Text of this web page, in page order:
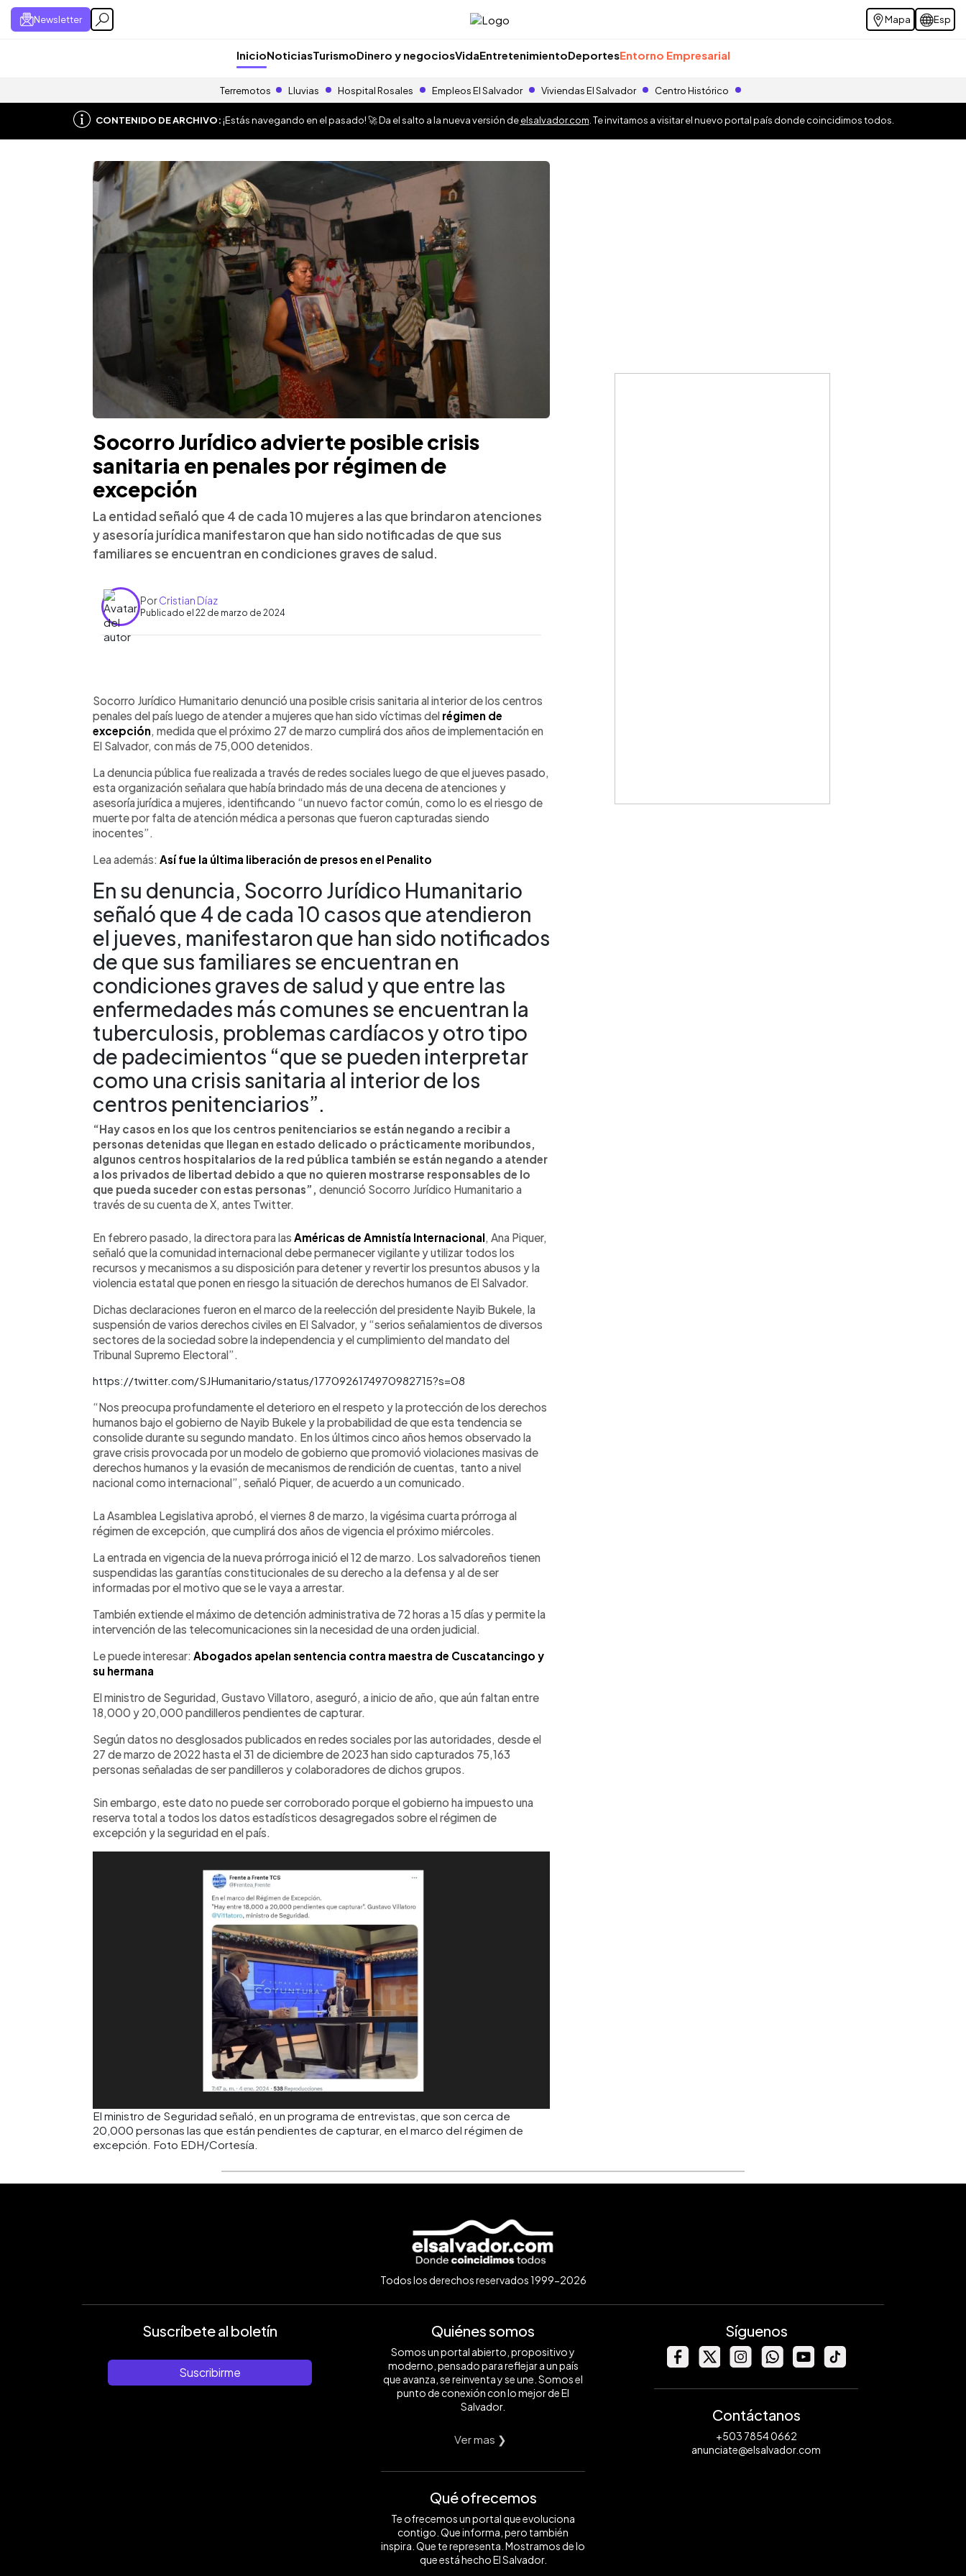
Newsletter Mapa Esp
InicioNoticiasTurismoDinero y negociosVidaEntretenimientoDeportesEntorno Empresarial
Terremotos Lluvias Hospital Rosales Empleos El Salvador Viviendas El Salvador Centro Histórico
CONTENIDO DE ARCHIVO:¡Estás navegando en el pasado! 🚀 Da el salto a la nueva versión deelsalvador.com . Te invitamos a visitar el nuevo portal país donde coincidimos todos.
Socorro Jurídico advierte posible crisis
sanitaria en penales por régimen de
excepción
La entidad señaló que 4 de cada 10 mujeres a las que brindaron atenciones
y asesoría jurídica manifestaron que han sido notificadas de que sus
familiares se encuentran en condiciones graves de salud.
PorCristian Díaz
Publicado el 22 de marzo de 2024
► Escuchar artículo
Socorro Jurídico Humanitario denunció una posible crisis sanitaria al interior de los centros
penales del país luego de atender a mujeres que han sido víctimas del régimen de
excepción , medida que el próximo 27 de marzo cumplirá dos años de implementación en
El Salvador, con más de 75,000 detenidos.
La denuncia pública fue realizada a través de redes sociales luego de que el jueves pasado,
esta organización señalara que había brindado más de una decena de atenciones y
asesoría jurídica a mujeres, identificando “un nuevo factor común, como lo es el riesgo de
muerte por falta de atención médica a personas que fueron capturadas siendo
inocentes”.
Lea además: Así fue la última liberación de presos en el Penalito
En su denuncia, Socorro Jurídico Humanitario
señaló que 4 de cada 10 casos que atendieron
el jueves, manifestaron que han sido notificados
de que sus familiares se encuentran en
condiciones graves de salud y que entre las
enfermedades más comunes se encuentran la
tuberculosis, problemas cardíacos y otro tipo
de padecimientos “que se pueden interpretar
como una crisis sanitaria al interior de los
centros penitenciarios”.
“Hay casos en los que los centros penitenciarios se están negando a recibir a
personas detenidas que llegan en estado delicado o prácticamente moribundos,
algunos centros hospitalarios de la red pública también se están negando a atender
a los privados de libertad debido a que no quieren mostrarse responsables de lo
que pueda suceder con estas personas”, denunció Socorro Jurídico Humanitario a
través de su cuenta de X, antes Twitter.
En febrero pasado, la directora para las Américas de Amnistía Internacional , Ana Piquer,
señaló que la comunidad internacional debe permanecer vigilante y utilizar todos los
recursos y mecanismos a su disposición para detener y revertir los presuntos abusos y la
violencia estatal que ponen en riesgo la situación de derechos humanos de El Salvador.
Dichas declaraciones fueron en el marco de la reelección del presidente Nayib Bukele, la
suspensión de varios derechos civiles en El Salvador, y “serios señalamientos de diversos
sectores de la sociedad sobre la independencia y el cumplimiento del mandato del
Tribunal Supremo Electoral”.
https://twitter.com/SJHumanitario/status/1770926174970982715?s=08
“Nos preocupa profundamente el deterioro en el respeto y la protección de los derechos
humanos bajo el gobierno de Nayib Bukele y la probabilidad de que esta tendencia se
consolide durante su segundo mandato. En los últimos cinco años hemos observado la
grave crisis provocada por un modelo de gobierno que promovió violaciones masivas de
derechos humanos y la evasión de mecanismos de rendición de cuentas, tanto a nivel
nacional como internacional”, señaló Piquer, de acuerdo a un comunicado.
La Asamblea Legislativa aprobó, el viernes 8 de marzo, la vigésima cuarta prórroga al
régimen de excepción, que cumplirá dos años de vigencia el próximo miércoles.
La entrada en vigencia de la nueva prórroga inició el 12 de marzo. Los salvadoreños tienen
suspendidas las garantías constitucionales de su derecho a la defensa y al de ser
informadas por el motivo que se le vaya a arrestar.
También extiende el máximo de detención administrativa de 72 horas a 15 días y permite la
intervención de las telecomunicaciones sin la necesidad de una orden judicial.
Le puede interesar: Abogados apelan sentencia contra maestra de Cuscatancingo y
su hermana
El ministro de Seguridad, Gustavo Villatoro, aseguró, a inicio de año, que aún faltan entre
18,000 y 20,000 pandilleros pendientes de capturar.
Según datos no desglosados publicados en redes sociales por las autoridades, desde el
27 de marzo de 2022 hasta el 31 de diciembre de 2023 han sido capturados 75,163
personas señaladas de ser pandilleros y colaboradores de dichos grupos.
Sin embargo, este dato no puede ser corroborado porque el gobierno ha impuesto una
reserva total a todos los datos estadísticos desagregados sobre el régimen de
excepción y la seguridad en el país.
El ministro de Seguridad señaló, en un programa de entrevistas, que son cerca de
20,000 personas las que están pendientes de capturar, en el marco del régimen de
excepción. Foto EDH/Cortesía.
Todos los derechos reservados 1999-2026
Suscríbete al boletín
Suscribirme
Quiénes somos
Somos un portal abierto, propositivo y
moderno, pensado para reflejar a un país
que avanza, se reinventa y se une. Somos el
punto de conexión con lo mejor de El
Salvador.
Ver mas ❯
Qué ofrecemos
Te ofrecemos un portal que evoluciona
contigo. Que informa, pero también
inspira. Que te representa. Mostramos de lo
que está hecho El Salvador.
Síguenos
Contáctanos
+503 7854 0662
anunciate@elsalvador.com